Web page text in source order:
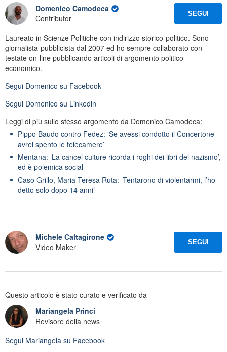
Domenico Camodeca
Contributor
SEGUI
Laureato in Scienze Politiche con indirizzo storico-politico. Sono
giornalista-pubblicista dal 2007 ed ho sempre collaborato con
testate on-line pubblicando articoli di argomento politico-
economico.
Segui Domenico su Facebook
Segui Domenico su Linkedin
Leggi di più sullo stesso argomento da Domenico Camodeca:
Pippo Baudo contro Fedez: ‘Se avessi condotto il Concertone
avrei spento le telecamere’
Mentana: ‘La cancel culture ricorda i roghi dei libri del nazismo’,
ed è polemica social
Caso Grillo, Maria Teresa Ruta: ‘Tentarono di violentarmi, l’ho
detto solo dopo 14 anni’
Michele Caltagirone
Video Maker
SEGUI
Questo articolo è stato curato e verificato da
Mariangela Princi
Revisore della news
Segui Mariangela su Facebook